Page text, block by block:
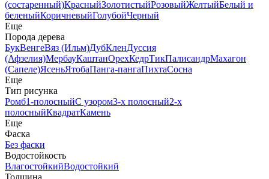
(состаренный)КрасныйЗолотистыйРозовыйЖелтыйБелый и
беленыйКоричневыйГолубойЧерный
Еще
Порода дерева
БукВенгеВяз (Ильм)ДубКленДуссия
(Афзелия)МербауКаштанОрехКедрТикПалисандрМахагон
(Сапеле)ЯсеньЯтобаПанга-пангаПихтаСосна
Еще
Тип рисунка
Ромб1-полосныйС узором3-х полосный2-х
полосныйКвадратКамень
Еще
Фаска
Без фаски
Водостойкость
ВлагостойкийВодостойкий
Толщина